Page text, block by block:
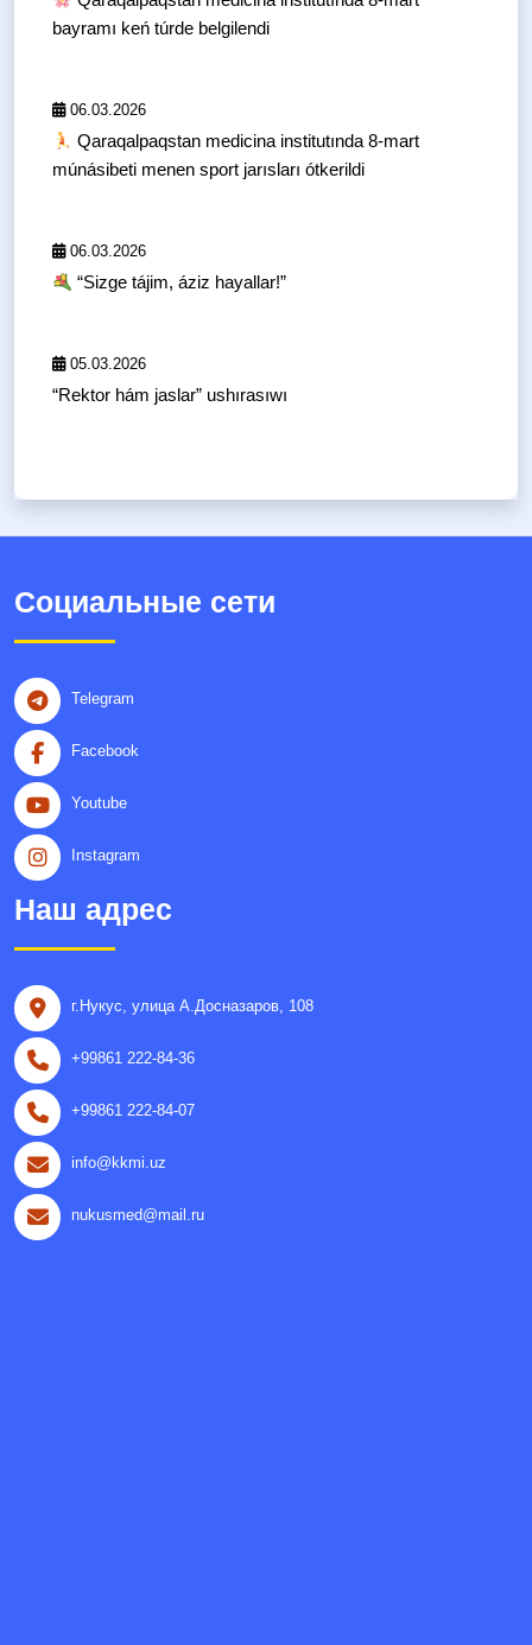
bayramı keń túrde belgilendi
06.03.2026
Qaraqalpaqstan medicina institutında 8-mart
múnásibeti menen sport jarısları ótkerildi
06.03.2026
“Sizge tájim, áziz hayallar!”
05.03.2026
“Rektor hám jaslar” ushırasıwı
Социальные сети
Telegram
Facebook
Youtube
Instagram
Наш адрес
г.Нукус, улица A.Досназаров, 108
+99861 222-84-36
+99861 222-84-07
info@kkmi.uz
nukusmed@mail.ru